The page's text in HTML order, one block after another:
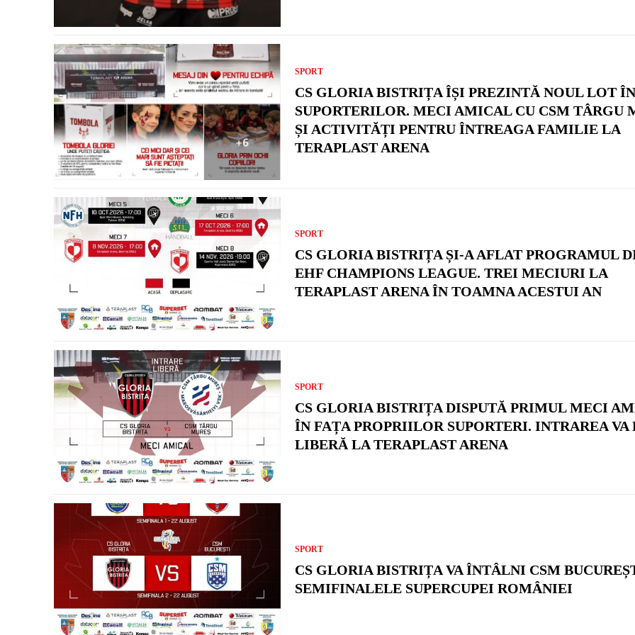
SPORT
CS GLORIA BISTRIȚA ÎȘI PREZINTĂ NOUL LOT
SUPORTERILOR. MECI AMICAL CU CSM TÂRGU
ȘI ACTIVITĂȚI PENTRU ÎNTREAGA FAMILIE LA
TERAPLAST ARENA
SPORT
CS GLORIA BISTRIȚA ȘI-A AFLAT PROGRAMUL
EHF CHAMPIONS LEAGUE. TREI MECIURI LA
TERAPLAST ARENA ÎN TOAMNA ACESTUI AN
SPORT
CS GLORIA BISTRIȚA DISPUTĂ PRIMUL MECI
ÎN FAȚA PROPRIILOR SUPORTERI. INTRAREA VA
LIBERĂ LA TERAPLAST ARENA
SPORT
CS GLORIA BISTRIȚA VA ÎNTÂLNI CSM
SEMIFINALELE SUPERCUPEI ROMÂNIEI